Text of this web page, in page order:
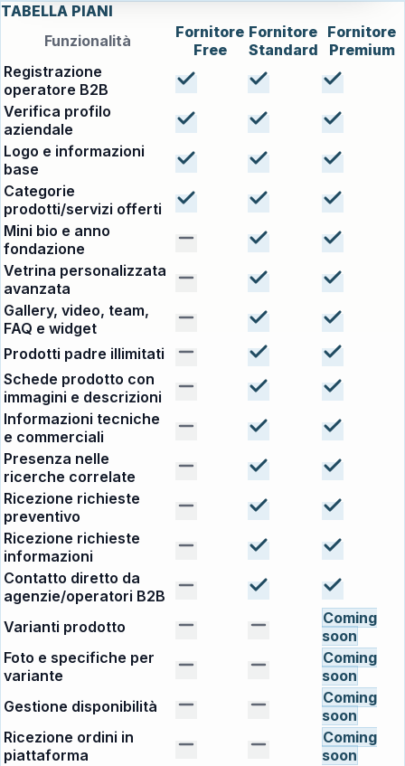
TABELLA PIANI
Funzionalità
Fornitore
Free
Fornitore
Standard
Fornitore
Premium
Registrazione
operatore B2B
Verifica profilo
aziendale
Logo e informazioni
base
Categorie
prodotti/servizi offerti
Mini bio e anno
fondazione
Vetrina personalizzata
avanzata
Gallery, video, team,
FAQ e widget
Prodotti padre illimitati
Schede prodotto con
immagini e descrizioni
Informazioni tecniche
e commerciali
Presenza nelle
ricerche correlate
Ricezione richieste
preventivo
Ricezione richieste
informazioni
Contatto diretto da
agenzie/operatori B2B
Varianti prodotto
Coming
soon
Foto e specifiche per
variante
Coming
soon
Gestione disponibilità
Coming
soon
Ricezione ordini in
piattaforma
Coming
soon